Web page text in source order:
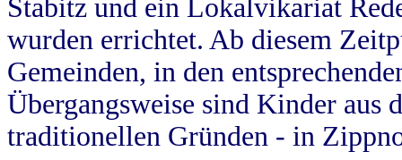
Stabitz und ein Lokalvikariat
wurden errichtet. Ab diesem
Gemeinden, in den
Übergangsweise sind Kinder aus
traditionellen Gründen - in